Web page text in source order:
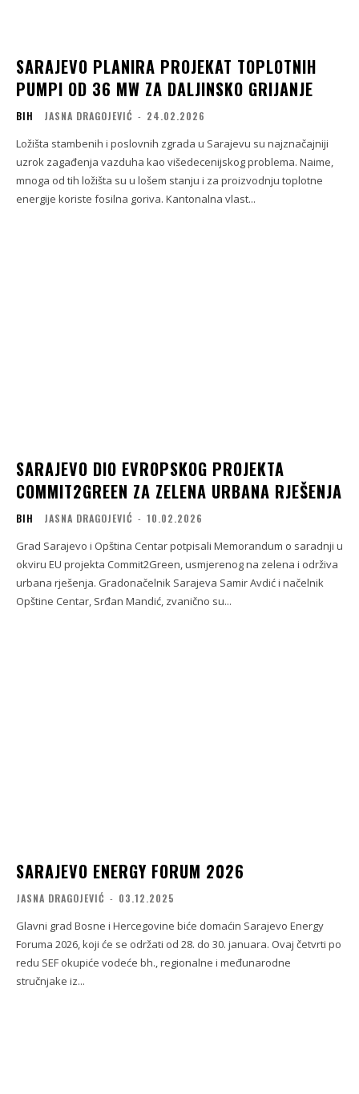
SARAJEVO PLANIRA PROJEKAT TOPLOTNIH
PUMPI OD 36 MW ZA DALJINSKO GRIJANJE
BIH JASNA DRAGOJEVIĆ - 24.02.2026
Ložišta stambenih i poslovnih zgrada u Sarajevu su najznačajniji
uzrok zagađenja vazduha kao višedecenijskog problema. Naime,
mnoga od tih ložišta su u lošem stanju i za proizvodnju toplotne
energije koriste fosilna goriva. Kantonalna vlast...
SARAJEVO DIO EVROPSKOG PROJEKTA
COMMIT2GREEN ZA ZELENA URBANA RJEŠENJA
BIH JASNA DRAGOJEVIĆ - 10.02.2026
Grad Sarajevo i Opština Centar potpisali Memorandum o saradnji u
okviru EU projekta Commit2Green, usmjerenog na zelena i održiva
urbana rješenja. Gradonačelnik Sarajeva Samir Avdić i načelnik
Opštine Centar, Srđan Mandić, zvanično su...
SARAJEVO ENERGY FORUM 2026
JASNA DRAGOJEVIĆ - 03.12.2025
Glavni grad Bosne i Hercegovine biće domaćin Sarajevo Energy
Foruma 2026, koji će se održati od 28. do 30. januara. Ovaj četvrti po
redu SEF okupiće vodeće bh., regionalne i međunarodne
stručnjake iz...